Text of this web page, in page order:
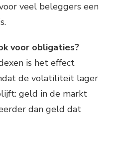
veel beleggers een
voor obligaties?
is het effect
de volatiliteit lager
geld in de markt
dan geld dat